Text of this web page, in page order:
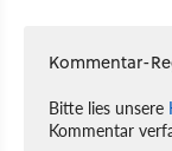
Kommentar-
Bitte lies unsere
Kommentar